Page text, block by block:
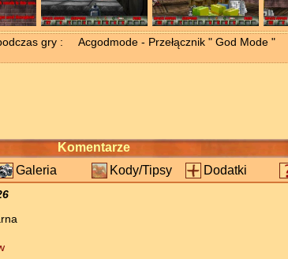
gry : Acgodmode - Przełącznik " God Mode "
Komentarze
Galeria Kody/Tipsy Dodatki